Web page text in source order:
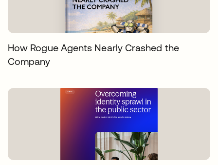
How Rogue Agents Nearly Crashed the
Company